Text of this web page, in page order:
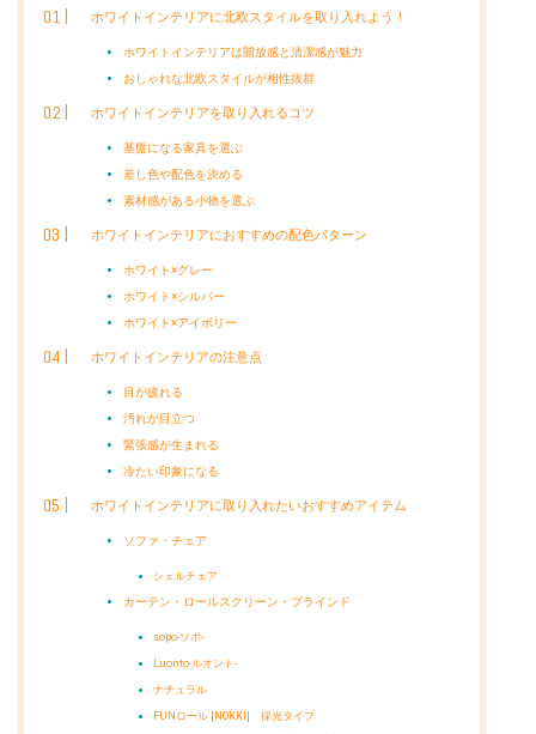
ホワイトインテリアに北欧スタイルを取り入れよう！
ホワイトインテリアは開放感と清潔感が魅力
おしゃれな北欧スタイルが相性抜群
ホワイトインテリアを取り入れるコツ
基盤になる家具を選ぶ
差し色や配色を決める
素材感がある小物を選ぶ
ホワイトインテリアにおすすめの配色パターン
ホワイト×グレー
ホワイト×シルバー
ホワイト×アイボリー
ホワイトインテリアの注意点
目が疲れる
汚れが目立つ
緊張感が生まれる
冷たい印象になる
ホワイトインテリアに取り入れたいおすすめアイテム
ソファ・チェア
シェルチェア
カーテン・ロールスクリーン・ブラインド
sopo-ソポ-
Luonto-ルオント-
ナチュラル
FUNロール [NOKKI] 採光タイプ